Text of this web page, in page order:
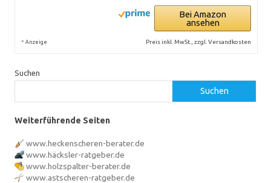
Bei Amazon
ansehen
* Anzeige Preis inkl. MwSt., zzgl. Versandkosten
Suchen
Suchen
Weiterführende Seiten
www.heckenscheren-berater.de
www.häcksler-ratgeber.de
www.holzspalter-berater.de
www.astscheren-ratgeber.de